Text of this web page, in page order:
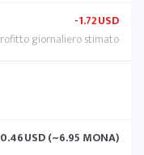
-1.72USD
0.46USD (~6.95 MONA)